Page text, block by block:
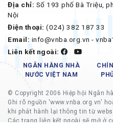
Địa chỉ: Số 193 phố Bà Triệu,
Nội
Điện thoại: (024) 382 187 33
Email: info@vnba.org.vn -
Liên kết ngoài:
NGÂN HÀNG NHÀ
NƯỚC VIỆT NAM
© Copyright 2006 Hiệp hội Ngân
Ghi rõ nguồn 'www.vnba.org.vn'
khi phát hành lại thông tin từ
Các trang liên kết ngoài sẽ mở ở